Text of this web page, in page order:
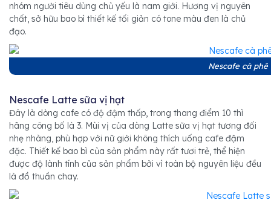
nhóm người tiêu dùng chủ yếu là nam giới. Hương vị nguyên
chất, sở hữu bao bì thiết kế tối giản có tone màu đen là chủ
đạo.
Nescafe cà phê
Nescafe Latte sữa vị hạt
Đây là dòng cafe có độ đậm thấp, trong thang điểm 10 thì
hãng công bố là 3. Mùi vị của dòng Latte sữa vị hạt tương đối
nhẹ nhàng, phù hợp với nữ giới không thích uống cafe đậm
đặc. Thiết kế bao bì của sản phẩm này rất tươi trẻ, thể hiện
được độ lành tính của sản phẩm bởi vì toàn bộ nguyên liệu đều
là đồ thuần chay.